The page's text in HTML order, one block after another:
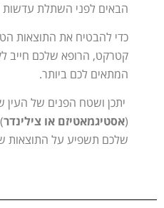
הבאים לפני השתלת עדשות
כדי להבטיח את התוצאות
קטרקט, הרופא שלכם חייב
המתאים לכם ביותר.
יתכן ושטח הפנים של העין
(אסטיגמאטיזם או צילינדר
שלכם תשפיע על התוצאות